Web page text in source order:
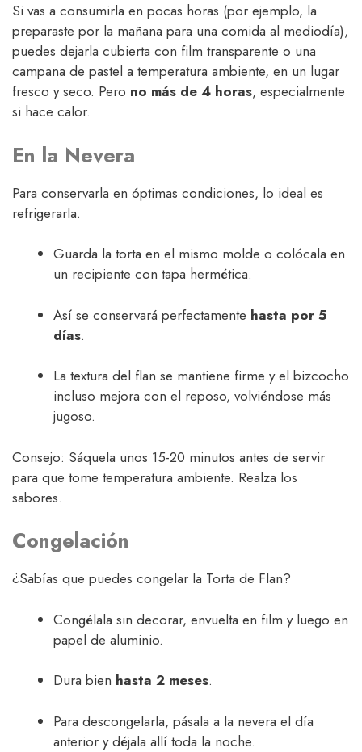
Si vas a consumirla en pocas horas (por ejemplo, la
preparaste por la mañana para una comida al mediodía),
puedes dejarla cubierta con film transparente o una
campana de pastel a temperatura ambiente, en un lugar
fresco y seco. Pero no más de 4 horas, especialmente
si hace calor.
En la Nevera
Para conservarla en óptimas condiciones, lo ideal es
refrigerarla.
Guarda la torta en el mismo molde o colócala en
un recipiente con tapa hermética.
Así se conservará perfectamente hasta por 5
días.
La textura del flan se mantiene firme y el bizcocho
incluso mejora con el reposo, volviéndose más
jugoso.
Consejo: Sáquela unos 15-20 minutos antes de servir
para que tome temperatura ambiente. Realza los
sabores.
Congelación
¿Sabías que puedes congelar la Torta de Flan?
Congélala sin decorar, envuelta en film y luego en
papel de aluminio.
Dura bien hasta 2 meses.
Para descongelarla, pásala a la nevera el día
anterior y déjala allí toda la noche.